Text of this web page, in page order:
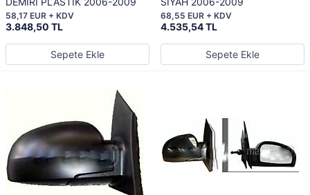
3.848,50 TL
58,17 EUR + KDV
Sepete Ekle
4.535,54 TL
68,55 EUR + KDV
Sepete Ekle